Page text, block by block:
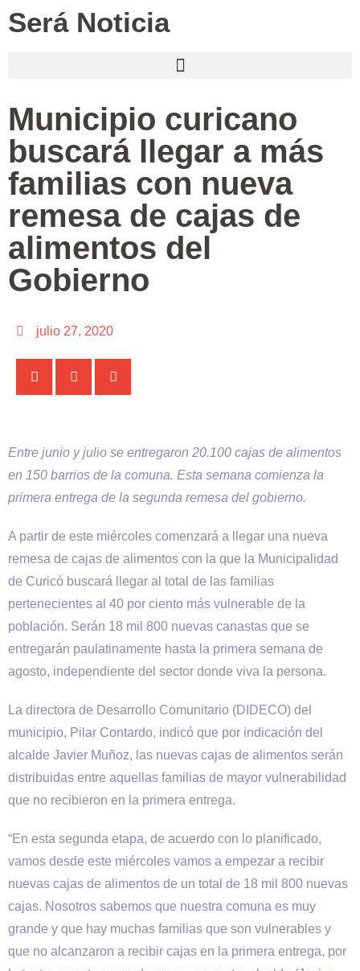
Será Noticia
Municipio curicano
buscará llegar a más
familias con nueva
remesa de cajas de
alimentos del
Gobierno
julio 27, 2020
Entre junio y julio se entregaron 20.100 cajas de alimentos
en 150 barrios de la comuna. Esta semana comienza la
primera entrega de la segunda remesa del gobierno.
A partir de este miércoles comenzará a llegar una nueva
remesa de cajas de alimentos con la que la Municipalidad
de Curicó buscará llegar al total de las familias
pertenecientes al 40 por ciento más vulnerable de la
población. Serán 18 mil 800 nuevas canastas que se
entregarán paulatinamente hasta la primera semana de
agosto, independiente del sector donde viva la persona.
La directora de Desarrollo Comunitario (DIDECO) del
municipio, Pilar Contardo, indicó que por indicación del
alcalde Javier Muñoz, las nuevas cajas de alimentos serán
distribuidas entre aquellas familias de mayor vulnerabilidad
que no recibieron en la primera entrega.
“En esta segunda etapa, de acuerdo con lo planificado,
vamos desde este miércoles vamos a empezar a recibir
nuevas cajas de alimentos de un total de 18 mil 800 nuevas
cajas. Nosotros sabemos que nuestra comuna es muy
grande y que hay muchas familias que son vulnerables y
que no alcanzaron a recibir cajas en la primera entrega, por